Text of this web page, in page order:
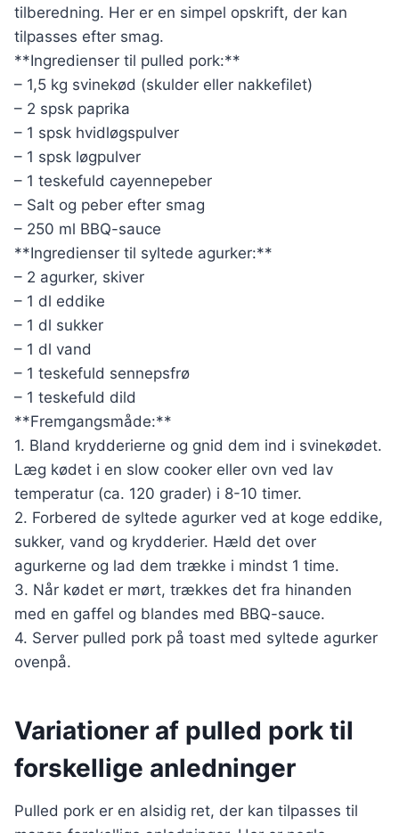
tilberedning. Her er en simpel opskrift, der kan
tilpasses efter smag.
**Ingredienser til pulled pork:**
– 1,5 kg svinekød (skulder eller nakkefilet)
– 2 spsk paprika
– 1 spsk hvidløgspulver
– 1 spsk løgpulver
– 1 teskefuld cayennepeber
– Salt og peber efter smag
– 250 ml BBQ-sauce
**Ingredienser til syltede agurker:**
– 2 agurker, skiver
– 1 dl eddike
– 1 dl sukker
– 1 dl vand
– 1 teskefuld sennepsfrø
– 1 teskefuld dild
**Fremgangsmåde:**
1. Bland krydderierne og gnid dem ind i svinekødet.
Læg kødet i en slow cooker eller ovn ved lav
temperatur (ca. 120 grader) i 8-10 timer.
2. Forbered de syltede agurker ved at koge eddike,
sukker, vand og krydderier. Hæld det over
agurkerne og lad dem trække i mindst 1 time.
3. Når kødet er mørt, trækkes det fra hinanden
med en gaffel og blandes med BBQ-sauce.
4. Server pulled pork på toast med syltede agurker
ovenpå.
Variationer af pulled pork til
forskellige anledninger
Pulled pork er en alsidig ret, der kan tilpasses til